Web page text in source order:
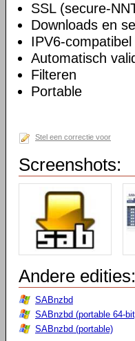
SSL (secure-
Downloads en
IPV6-compatibel
Automatisch
Filteren
Portable
Stel een correctie voor
Screenshots:
Andere edities:
SABnzbd
SABnzbd (portable 64-
SABnzbd (portable)